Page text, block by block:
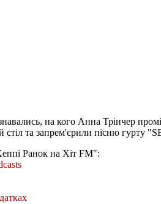
на кого Анна Трінчер
стіл та запрем'єрили пісню гурту
Ранок на Хіт FM":